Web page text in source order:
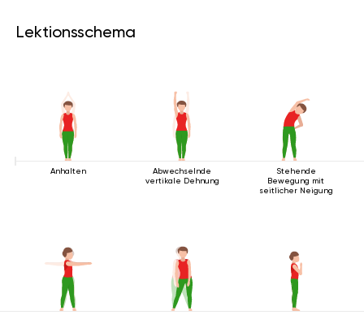
Lektionsschema
Anhalten
Abwechselnde
vertikale Dehnung
Stehende
Bewegung mit
seitlicher Neigung